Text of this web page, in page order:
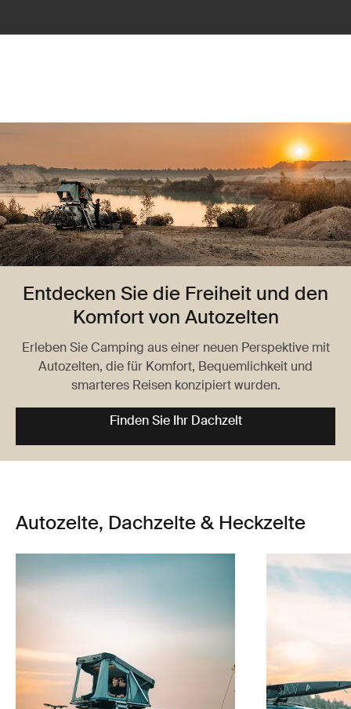
Entdecken Sie die Freiheit und den
Komfort von Autozelten
Erleben Sie Camping aus einer neuen Perspektive mit
Autozelten, die für Komfort, Bequemlichkeit und
smarteres Reisen konzipiert wurden.
Finden Sie Ihr Dachzelt
Autozelte, Dachzelte & Heckzelte